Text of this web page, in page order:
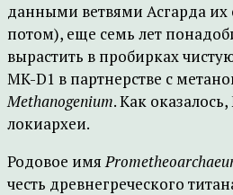
данными ветвями Асгарда их
потом), еще семь лет
вырастить в пробирках
MK-D1 в партнерстве с
Methanogenium. Как оказалось,
локиархеи.
Родовое имя
честь древнегреческого